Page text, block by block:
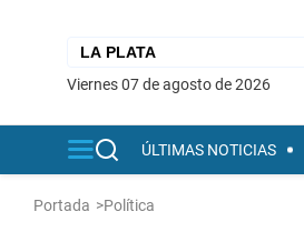
viernes 07 de agosto de 2026
ÚLTIMAS NOTICIAS
Portada >Política